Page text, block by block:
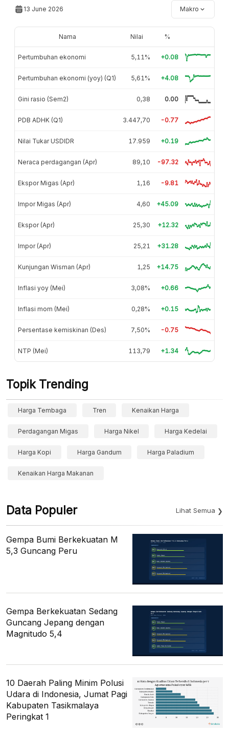
13 June 2026 Makro
Nama Nilai %
Pertumbuhan ekonomi 5,11% +0.08
Pertumbuhan ekonomi (yoy) (Q1) 5,61% +4.08
Gini rasio (Sem2) 0,38 0.00
PDB ADHK (Q1) 3.447,70 -0.77
Nilai Tukar USDIDR 17.959 +0.19
Neraca perdagangan (Apr) 89,10 -97.32
Ekspor Migas (Apr) 1,16 -9.81
Impor Migas (Apr) 4,60 +45.09
Ekspor (Apr) 25,30 +12.32
Impor (Apr) 25,21 +31.28
Kunjungan Wisman (Apr) 1,25 +14.75
Inflasi yoy (Mei) 3,08% +0.66
Inflasi mom (Mei) 0,28% +0.15
Persentase kemiskinan (Des) 7,50% -0.75
NTP (Mei) 113,79 +1.34
Topik Trending
Harga Tembaga Tren Kenaikan Harga
Perdagangan Migas Harga Nikel Harga Kedelai
Harga Kopi Harga Gandum Harga Paladium
Kenaikan Harga Makanan
Data Populer Lihat Semua
Gempa Bumi Berkekuatan M
5,3 Guncang Peru
Gempa Berkekuatan Sedang
Guncang Jepang dengan
Magnitudo 5,4
10 Daerah Paling Minim Polusi
Udara di Indonesia, Jumat Pagi
Kabupaten Tasikmalaya
Peringkat 1